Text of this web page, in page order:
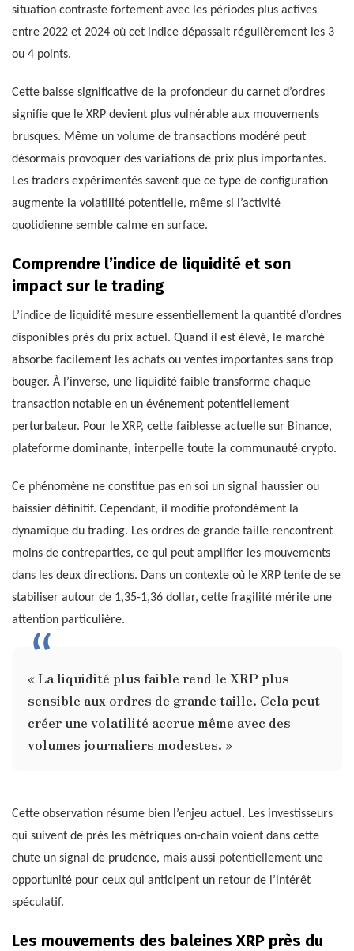
situation contraste fortement avec les périodes plus actives
entre 2022 et 2024 où cet indice dépassait régulièrement les 3
ou 4 points.
Cette baisse significative de la profondeur du carnet d’ordres
signifie que le XRP devient plus vulnérable aux mouvements
brusques. Même un volume de transactions modéré peut
désormais provoquer des variations de prix plus importantes.
Les traders expérimentés savent que ce type de configuration
augmente la volatilité potentielle, même si l’activité
quotidienne semble calme en surface.
Comprendre l’indice de liquidité et son
impact sur le trading
L’indice de liquidité mesure essentiellement la quantité d’ordres
disponibles près du prix actuel. Quand il est élevé, le marché
absorbe facilement les achats ou ventes importantes sans trop
bouger. À l’inverse, une liquidité faible transforme chaque
transaction notable en un événement potentiellement
perturbateur. Pour le XRP, cette faiblesse actuelle sur Binance,
plateforme dominante, interpelle toute la communauté crypto.
Ce phénomène ne constitue pas en soi un signal haussier ou
baissier définitif. Cependant, il modifie profondément la
dynamique du trading. Les ordres de grande taille rencontrent
moins de contreparties, ce qui peut amplifier les mouvements
dans les deux directions. Dans un contexte où le XRP tente de se
stabiliser autour de 1,35-1,36 dollar, cette fragilité mérite une
attention particulière.
« La liquidité plus faible rend le XRP plus
sensible aux ordres de grande taille. Cela peut
créer une volatilité accrue même avec des
volumes journaliers modestes. »
Cette observation résume bien l’enjeu actuel. Les investisseurs
qui suivent de près les métriques on-chain voient dans cette
chute un signal de prudence, mais aussi potentiellement une
opportunité pour ceux qui anticipent un retour de l’intérêt
spéculatif.
Les mouvements des baleines XRP près du